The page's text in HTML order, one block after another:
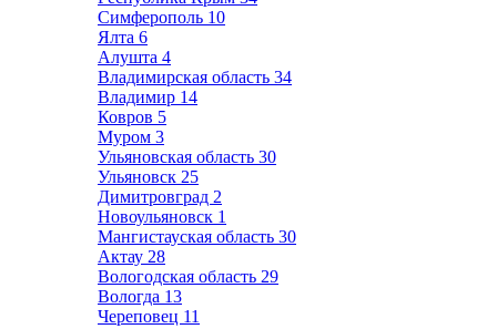
Симферополь 10
Ялта 6
Алушта 4
Владимирская область 34
Владимир 14
Ковров 5
Муром 3
Ульяновская область 30
Ульяновск 25
Димитровград 2
Новоульяновск 1
Мангистауская область 30
Актау 28
Вологодская область 29
Вологда 13
Череповец 11